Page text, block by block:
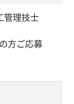
管理技士
方ご応募